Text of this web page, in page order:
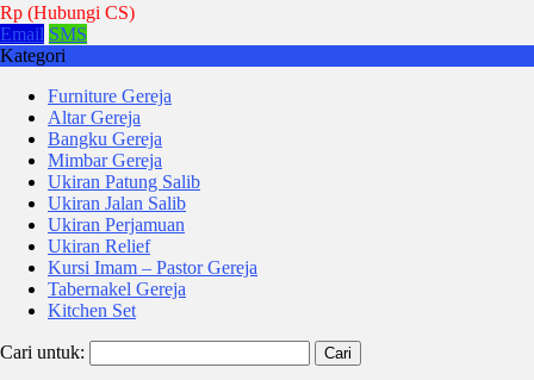
Rp (Hubungi CS)
Email SMS
Kategori
Furniture Gereja
Altar Gereja
Bangku Gereja
Mimbar Gereja
Ukiran Patung Salib
Ukiran Jalan Salib
Ukiran Perjamuan
Ukiran Relief
Kursi Imam – Pastor Gereja
Tabernakel Gereja
Kitchen Set
Cari untuk: